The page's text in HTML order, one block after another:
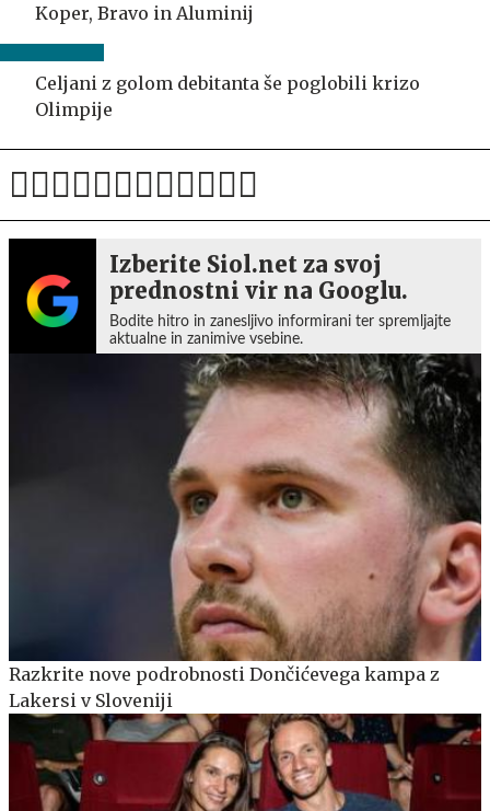
Koper, Bravo in Aluminij
Celjani z golom debitanta še poglobili krizo
Olimpije
Izberite Siol.net za svoj
prednostni vir na Googlu.
Bodite hitro in zanesljivo informirani ter spremljajte
aktualne in zanimive vsebine.
Razkrite nove podrobnosti Dončićevega kampa z
Lakersi v Sloveniji